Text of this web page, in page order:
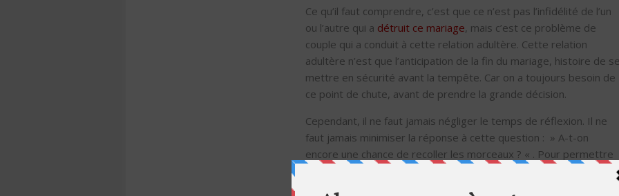
Ce qu’il faut comprendre, c’est que ce n’est pas l’infidélité de l’un
ou l’autre qui a détruit ce mariage, mais c’est ce problème de
couple qui a conduit à cette relation adultère. Cette relation
adultère n’est que l’anticipation de la fin du mariage, histoire de se
mettre en sécurité avant la tempête. Car on a toujours besoin de
ce point de chute, avant de prendre la grande décision.
Cependant, il ne faut jamais négliger le temps de réflexion. Il ne
faut jamais minimiser la réponse à cette question : » A-t-on
encore une chance de recoller les morceaux ? « . Pour permettre
au moins à la décision qui va suivre de survivre, et à cette